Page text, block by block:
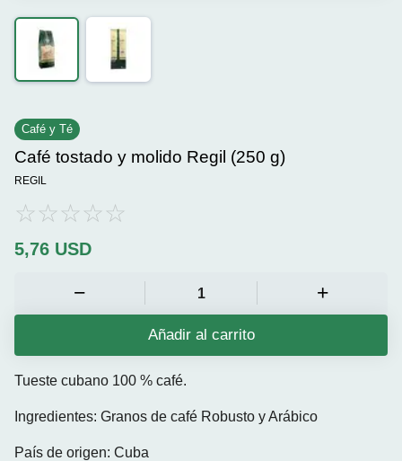
Café y Té
Café tostado y molido Regil (250 g)
REGIL
5,76 USD
Añadir al carrito
Tueste cubano 100 % café.
Ingredientes: Granos de café Robusto y Arábico
País de origen: Cuba